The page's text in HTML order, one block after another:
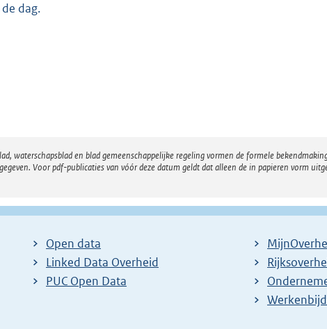
dag.
waterschapsblad en blad gemeenschappelijke regeling vormen de formele
Voor pdf-publicaties van vóór deze datum geldt dat alleen de in papieren vorm
Open data
Linked Data Overheid
PUC Open Data
E
x
t
E
x
E